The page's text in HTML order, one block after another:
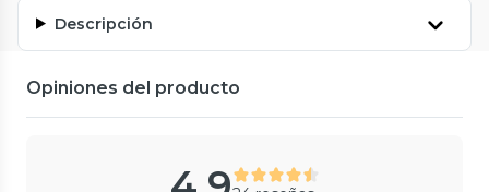
Descripción
Opiniones del producto